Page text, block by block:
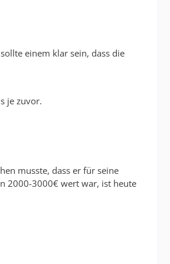
einem klar sein, dass die
je zuvor.
musste, dass er für seine
2000-3000€ wert war, ist heute